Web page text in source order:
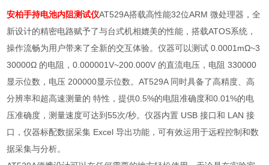
安柏手持电池内阻测试仪AT529A搭载高性能32位ARM 微处理器，全
新设计的精密电路赋予了与台式机相媲美的性能，搭载ATOS系统，
操作流畅为用户带来了全新的交互体验。仪器可以测试 0.0001mΩ~3
30000Ω 的电阻，0.000001V~200.000V 的直流电压，电阻 330000
显示位数，电压 200000显示位数。AT529A 同时具备了高精度、高
分辨率和超高速测量的 特性，提供0.5%的电阻准确度和0.01%的电
压准确度，测量速度可达到55次/秒。仪器内置 USB 接口和 LAN 接
口，仪器标配数据采集 Excel 导出功能，可有效运用于远程控制和数
据采集与分析。